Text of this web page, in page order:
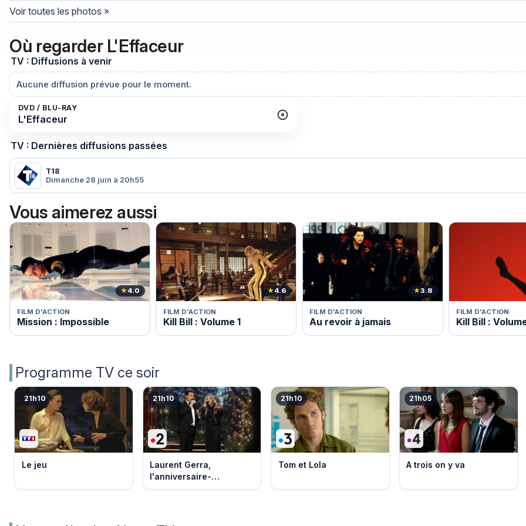
Voir toutes les photos »
Où regarder L'Effaceur
TV : Diffusions à venir
Aucune diffusion prévue pour le moment.
DVD / BLU-RAY
L'Effaceur
TV : Dernières diffusions passées
T18
Dimanche 28 juin à 20h55
Vous aimerez aussi
★4.0
FILM D'ACTION
Mission : Impossible
★4.6
FILM D'ACTION
Kill Bill : Volume 1
★3.8
FILM D'ACTION
Au revoir à jamais
FILM D'ACTION
Kill Bill :
Programme TV ce soir
21h10
Le jeu
21h10
Laurent Gerra,
l'anniversaire-
événement
21h10
Tom et Lola
21h05
A trois on y va